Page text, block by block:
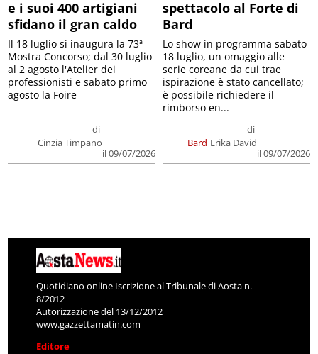
e i suoi 400 artigiani
sfidano il gran caldo
di
Cinzia Timpano
il 09/07/2026
Il 18 luglio si inaugura la 73ª
Mostra Concorso; dal 30 luglio
al 2 agosto l'Atelier dei
professionisti e sabato primo
agosto la Foire
spettacolo al Forte di
Bard
Bard
di
Erika David
il 09/07/2026
Lo show in programma sabato
18 luglio, un omaggio alle
serie coreane da cui trae
ispirazione è stato cancellato;
è possibile richiedere il
rimborso en...
Quotidiano online Iscrizione al Tribunale di Aosta n.
8/2012
Autorizzazione del 13/12/2012
www.gazzettamatin.com
Editore